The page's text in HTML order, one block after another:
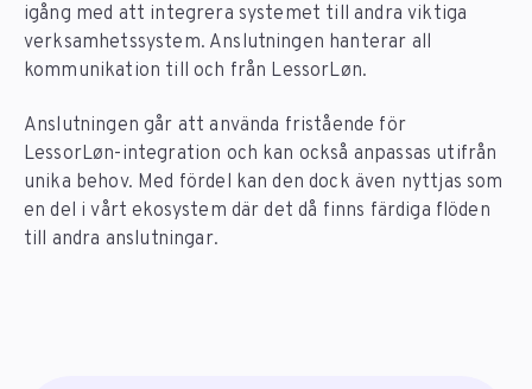
igång med att integrera systemet till andra viktiga
verksamhetssystem. Anslutningen hanterar all
kommunikation till och från LessorLøn.
Anslutningen går att använda fristående för
LessorLøn-integration och kan också anpassas utifrån
unika behov. Med fördel kan den dock även nyttjas som
en del i vårt ekosystem där det då finns färdiga flöden
till andra anslutningar.